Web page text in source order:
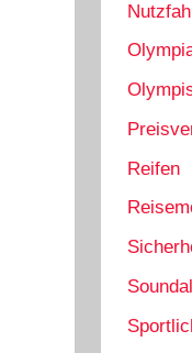
Reifen